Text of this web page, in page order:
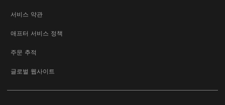
서비스 약관
애프터 서비스 정책
주문 추적
글로벌 웹사이트